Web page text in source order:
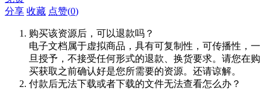
分享 收藏 点赞(0)
购买该资源后，可以退款吗？
电子文档属于虚拟商品，具有可复制性，可传播性，一
旦授予，不接受任何形式的退款、换货要求。请您在购
买获取之前确认好是您所需要的资源。还请谅解。
付款后无法下载或者下载的文件无法查看怎么办？